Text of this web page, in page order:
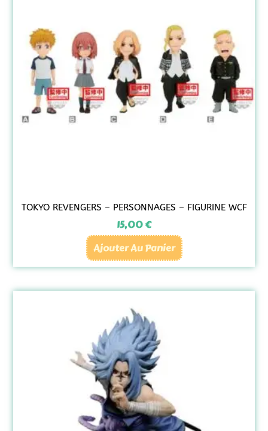
TOKYO REVENGERS – PERSONNAGES – FIGURINE WCF
15,00€
Ajouter Au Panier